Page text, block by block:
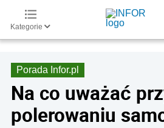
Kategorie
Porada Infor.pl
Na co uważać
polerowaniu